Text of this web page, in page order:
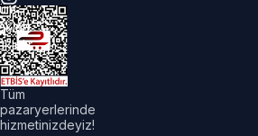
Tüm
pazaryerlerinde
hizmetinizdeyiz!